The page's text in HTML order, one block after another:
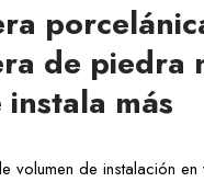
de piedra
instala más
volumen de instalación